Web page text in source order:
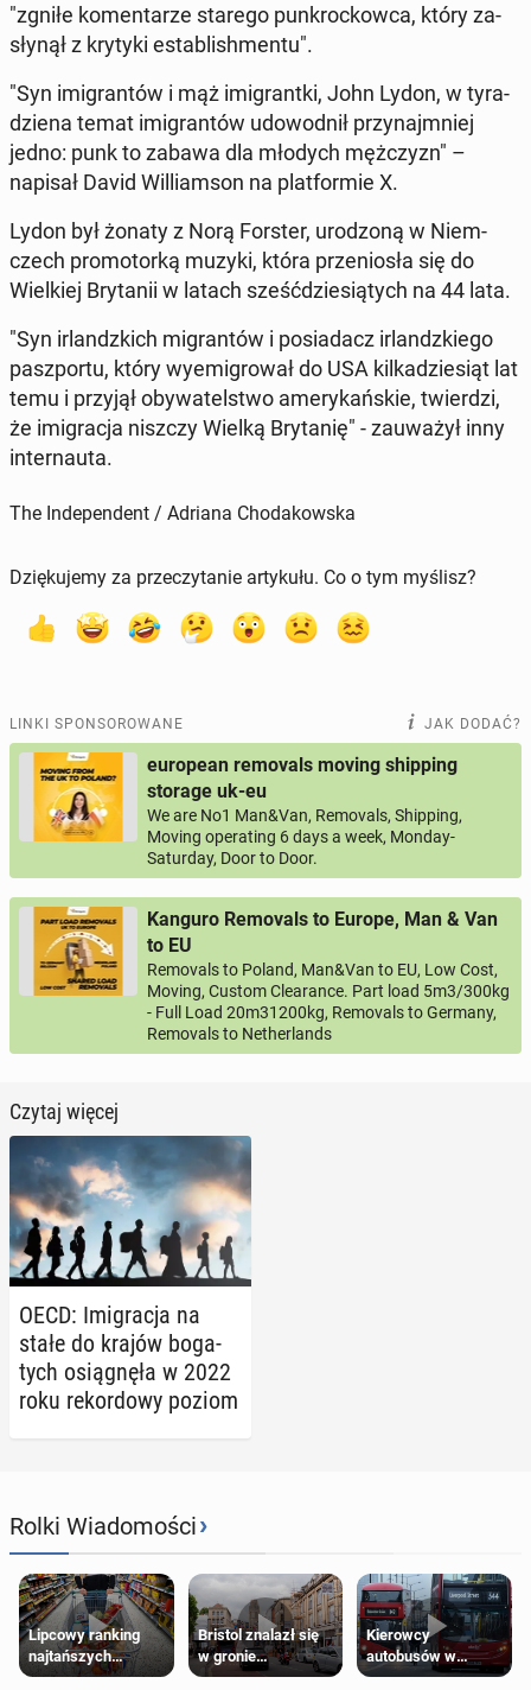
"zgniłe ko­men­ta­rze starego pun­kroc­kow­ca, który za­
sły­nął z krytyki es­ta­bli­sh­men­tu".
"Syn imi­gran­tów i mąż imi­grant­ki, John Lydon, w ty­ra­
dzie­na temat imi­gran­tów udo­wod­nił przy­naj­mniej
jedno: punk to zabawa dla młodych męż­czyzn" –
napisał David Wil­liam­son na plat­for­mie X.
Lydon był żonaty z Norą Forster, uro­dzo­ną w Niem­
czech pro­mo­tor­ką muzyki, która prze­nio­sła się do
Wiel­kiej Bry­ta­nii w latach sześć­dzie­sią­tych na 44 lata.
"Syn ir­landz­kich mi­gran­tów i po­sia­dacz ir­landz­kie­go
pasz­por­tu, który wy­emi­gro­wał do USA kil­ka­dzie­siąt lat
temu i przyjął oby­wa­tel­stwo ame­ry­kań­skie, twier­dzi,
że imi­gra­cja niszczy Wielką Bry­ta­nię" - za­uwa­żył inny
in­ter­nau­ta.
The Independent / Adriana Chodakowska
Dziękujemy za przeczytanie artykułu. Co o tym myślisz?
LINKI SPONSOROWANE JAK DODAĆ?
european removals moving shipping
storage uk-eu
We are No1 Man&Van, Removals, Shipping,
Moving operating 6 days a week, Monday-
Saturday, Door to Door.
Kanguro Removals to Europe, Man & Van
to EU
Removals to Poland, Man&Van to EU, Low Cost,
Moving, Custom Clearance. Part load 5m3/300kg
- Full Load 20m31200kg, Removals to Germany,
Removals to Netherlands
Czytaj więcej
OECD: Imi­gra­cja na
stałe do krajów bo­ga­
tych osią­gnę­ła w 2022
roku re­kor­do­wy poziom
Rolki Wiadomości›
Lipcowy ranking
najtańszych
supermarketów
Bristol znalazł się
w gronie
najlepszych
Kierowcy
autobusów w
Londynie